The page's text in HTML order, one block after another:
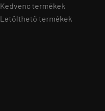
Kedvenc termékek
Letölthető termékek